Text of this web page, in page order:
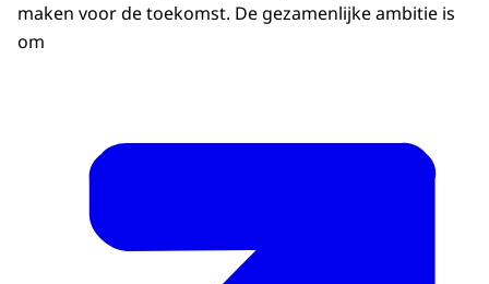
maken voor de toekomst. De gezamenlijke ambitie is
om